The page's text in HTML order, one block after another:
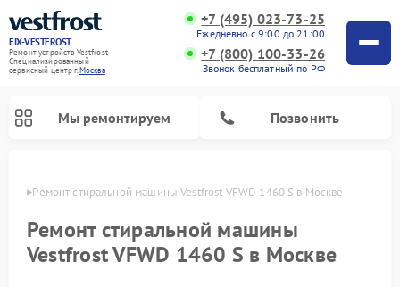
FIX-VESTFROST
Ремонт устройств Vestfrost
Специализированный
cервисный центр г.Москва
+7 (495) 023-73-25
Ежедневно с 9:00 до 21:00
+7 (800) 100-33-26
Звонок бесплатный по РФ
Мы ремонтируем Позвонить
Ремонт стиральной машины Vestfrost VFWD 1460 S в Москве
Ремонт стиральной машины
Vestfrost VFWD 1460 S в Москве